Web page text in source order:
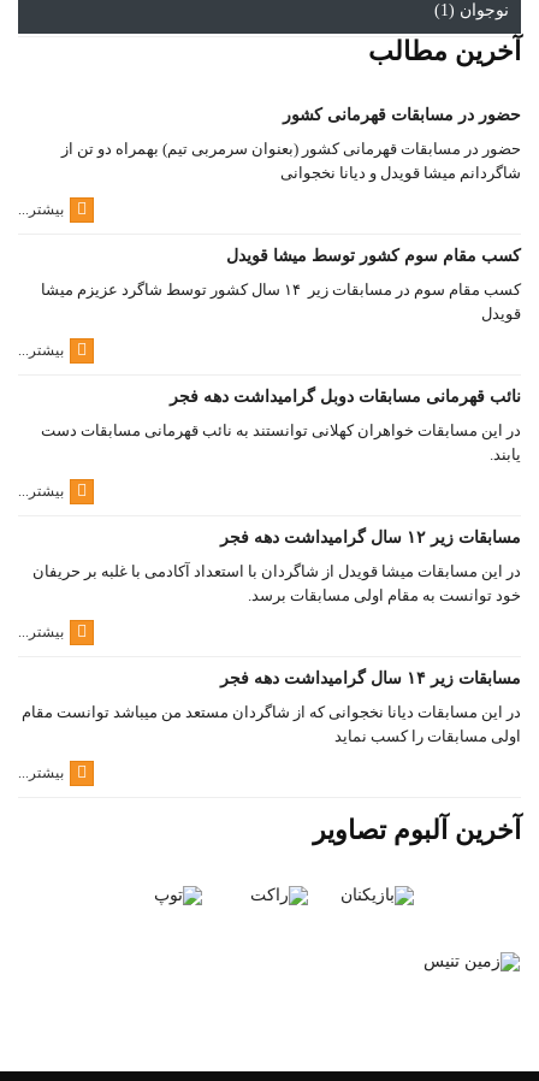
نوجوان (1)
آخرین مطالب
حضور در مسابقات قهرمانی کشور
حضور در مسابقات قهرمانی کشور (بعنوان سرمربی تیم) بهمراه دو تن از
شاگردانم میشا قویدل و دیانا نخجوانی
بیشتر...
کسب مقام سوم کشور توسط میشا قویدل
کسب مقام سوم در مسابقات زیر ۱۴ سال کشور توسط شاگرد عزیزم میشا
قویدل
بیشتر...
نائب قهرمانی مسابقات دوبل گرامیداشت دهه فجر
در این مسابقات خواهران کهلانی توانستند به نائب قهرمانی مسابقات دست
یابند.
بیشتر...
مسابقات زیر ۱۲ سال گرامیداشت دهه فجر
در این مسابقات میشا قویدل از شاگردان با استعداد آکادمی با غلبه بر حریفان
خود توانست به مقام اولی مسابقات برسد.
بیشتر...
مسابقات زیر ۱۴ سال گرامیداشت دهه فجر
در این مسابقات دیانا نخجوانی که از شاگردان مستعد من میباشد توانست مقام
اولی مسابقات را کسب نماید
بیشتر...
آخرین آلبوم تصاویر